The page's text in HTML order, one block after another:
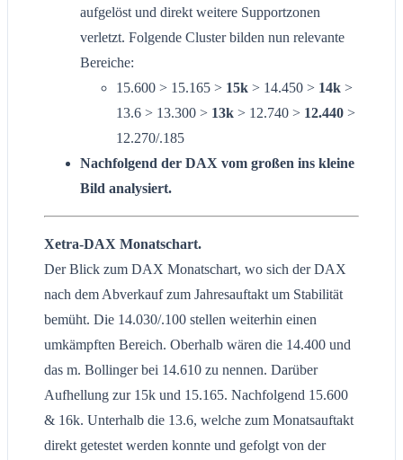
aufgelöst und direkt weitere Supportzonen
verletzt. Folgende Cluster bilden nun relevante
Bereiche:
15.600 > 15.165 > 15k > 14.450 > 14k >
13.6 > 13.300 > 13k > 12.740 > 12.440 >
12.270/.185
Nachfolgend der DAX vom großen ins kleine
Bild analysiert.
Xetra-DAX Monatschart.
Der Blick zum DAX Monatschart, wo sich der DAX
nach dem Abverkauf zum Jahresauftakt um Stabilität
bemüht. Die 14.030/.100 stellen weiterhin einen
umkämpften Bereich. Oberhalb wären die 14.400 und
das m. Bollinger bei 14.610 zu nennen. Darüber
Aufhellung zur 15k und 15.165. Nachfolgend 15.600
& 16k. Unterhalb die 13.6, welche zum Monatsauftakt
direkt getestet werden konnte und gefolgt von der